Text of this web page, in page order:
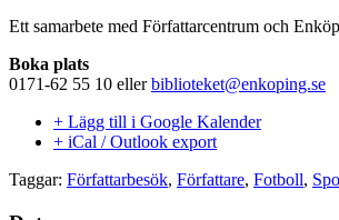
Ett samarbete med Författarcentrum och
Boka plats
0171-62 55 10 ellerbiblioteket@enkoping.se
+ Lägg till i Google Kalender
+ iCal / Outlook export
Taggar: Författarbesök, Författare, Fotboll,